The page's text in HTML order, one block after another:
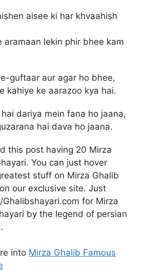
aisee ki har khvaahish
aramaan lekin phir bhee kam
guftaar aur agar ho bhee,
kahiye ke aarazoo kya hai.
dariya mein fana ho jaana,
hai dava ho jaana.
this post having 20 Mirza
You can just hover
stuff on Mirza Ghalib
our exclusive site. Just
for Mirza
by the legend of persian
into Mirza Ghalib Famous